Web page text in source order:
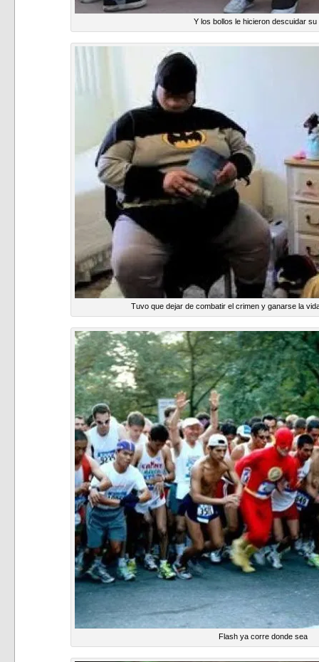
Y los bollos le hicieron descuidar su
Tuvo que dejar de combatir el crimen y ganarse la
Flash ya corre donde sea